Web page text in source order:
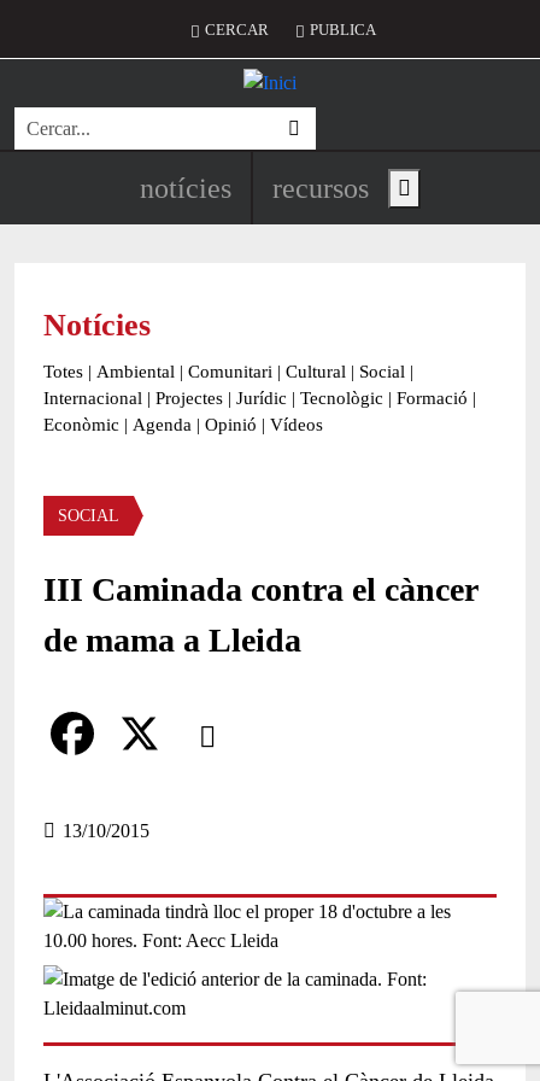
Menú del compte d'usuari
CERCAR PUBLICA
Cerca
Navegació principal de
notícies recursos Show main menu
Notícies
Totes | Ambiental | Comunitari | Cultural | Social |
Internacional | Projectes | Jurídic | Tecnològic | Formació |
Econòmic | Agenda | Opinió | Vídeos
Àmbit de la notícia
SOCIAL
III Caminada contra el càncer
de mama a Lleida
Comparteix
a
e
o
o
13/10/2015